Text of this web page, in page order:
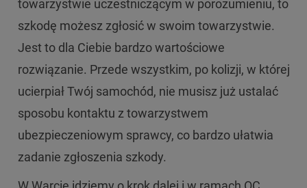
towarzystwie uczestniczącym w porozumieniu, to
szkodę możesz zgłosić w swoim towarzystwie.
Jest to dla Ciebie bardzo wartościowe
rozwiązanie. Przede wszystkim, po kolizji, w której
ucierpiał Twój samochód, nie musisz już ustalać
sposobu kontaktu z towarzystwem
ubezpieczeniowym sprawcy, co bardzo ułatwia
zadanie zgłoszenia szkody.